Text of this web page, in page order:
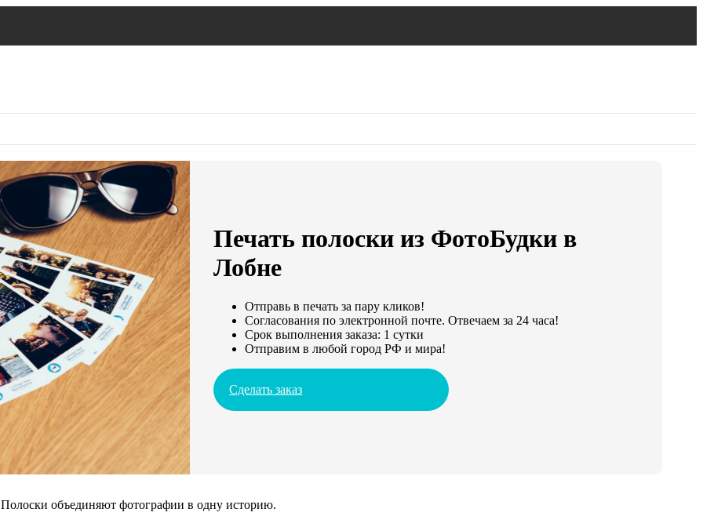
Печать полоски из ФотоБудки в
Лобне
Отправь в печать за пару кликов!
Согласования по электронной почте. Отвечаем за 24 часа!
Срок выполнения заказа: 1 сутки
Отправим в любой город РФ и мира!
Сделать заказ
объединяют фотографии в одну историю.